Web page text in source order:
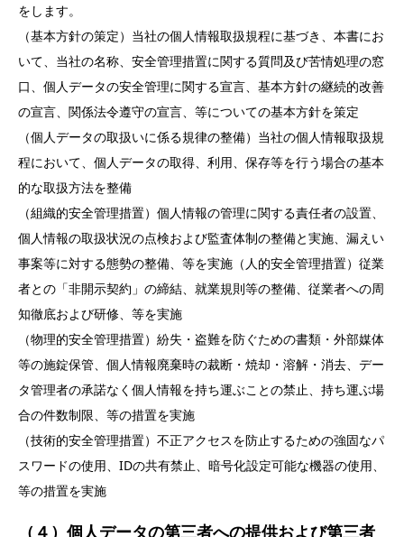
をします。
（基本方針の策定）当社の個人情報取扱規程に基づき、本書にお
いて、当社の名称、安全管理措置に関する質問及び苦情処理の窓
口、個人データの安全管理に関する宣言、基本方針の継続的改善
の宣言、関係法令遵守の宣言、等についての基本方針を策定
（個人データの取扱いに係る規律の整備）当社の個人情報取扱規
程において、個人データの取得、利用、保存等を行う場合の基本
的な取扱方法を整備
（組織的安全管理措置）個人情報の管理に関する責任者の設置、
個人情報の取扱状況の点検および監査体制の整備と実施、漏えい
事案等に対する態勢の整備、等を実施（人的安全管理措置）従業
者との「非開示契約」の締結、就業規則等の整備、従業者への周
知徹底および研修、等を実施
（物理的安全管理措置）紛失・盗難を防ぐための書類・外部媒体
等の施錠保管、個人情報廃棄時の裁断・焼却・溶解・消去、デー
タ管理者の承諾なく個人情報を持ち運ぶことの禁止、持ち運ぶ場
合の件数制限、等の措置を実施
（技術的安全管理措置）不正アクセスを防止するための強固なパ
スワードの使用、IDの共有禁止、暗号化設定可能な機器の使用、
等の措置を実施
（４）個人データの第三者への提供および第三者